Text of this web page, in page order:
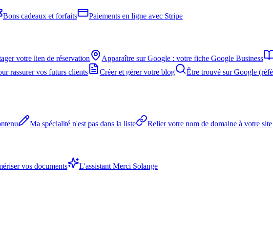
Bons cadeaux et forfaits Paiements en ligne avec Stripe
votre lien de réservation Apparaître sur Google : votre fiche Google Business
rassurer vos futurs clients Créer et gérer votre blog Être trouvé sur Google
Ma spécialité n'est pas dans la liste Relier votre nom de domaine à votre site
vos documents L'assistant Merci Solange